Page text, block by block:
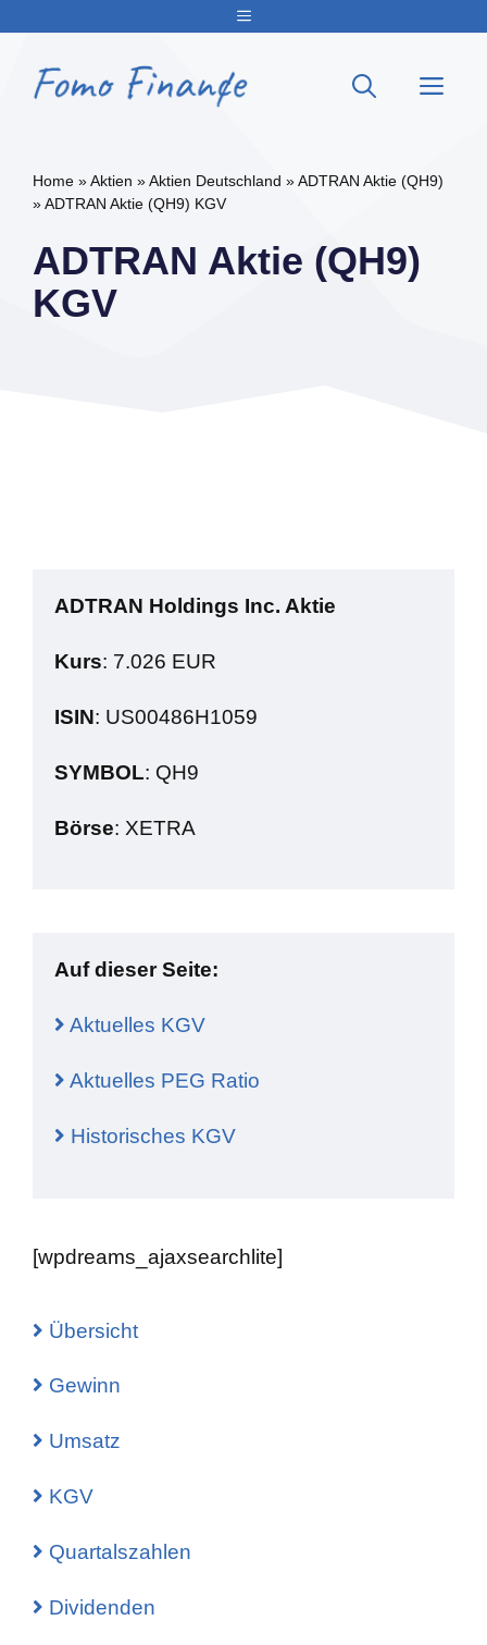
springen
Menu
Home »Aktien »Aktien Deutschland »ADTRAN Aktie (QH9)
»ADTRAN Aktie (QH9) KGV
ADTRAN Aktie (QH9)
KGV
ADTRAN Holdings Inc. Aktie
Kurs: 7.026 EUR
ISIN: US00486H1059
SYMBOL: QH9
Börse: XETRA
Auf dieser Seite:
Aktuelles KGV
Aktuelles PEG Ratio
Historisches KGV
[wpdreams_ajaxsearchlite]
Übersicht
Gewinn
Umsatz
KGV
Quartalszahlen
Dividenden